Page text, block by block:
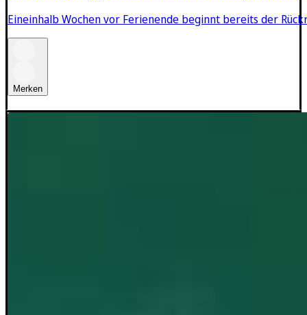
Eineinhalb Wochen vor Ferienende beginnt bereits der
Merken